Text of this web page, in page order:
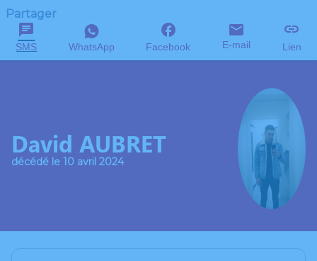
Partager
SMS WhatsApp Facebook E-mail Lien
David AUBRET
décédé le 10 avril 2024